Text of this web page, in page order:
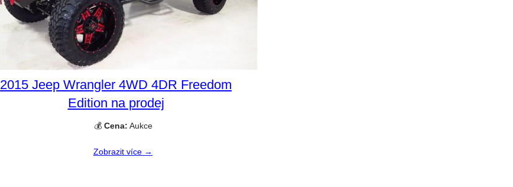
2015 Jeep Wrangler 4WD 4DR Freedom
Edition na prodej
💰 Cena: Aukce
Zobrazit více →